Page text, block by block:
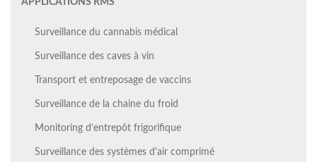
Surveillance du cannabis médical
Surveillance des caves à vin
Transport et entreposage de vaccins
Surveillance de la chaine du froid
Monitoring d’entrepôt frigorifique
Surveillance des systèmes d'air comprimé